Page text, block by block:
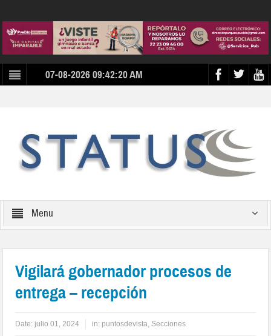
07-08-2026 09:42:20 AM
Menu
Vigilará gobernador procesos de
entrega – recepción
Date: julio 01, 2024 in: puntosdevista, Secciones